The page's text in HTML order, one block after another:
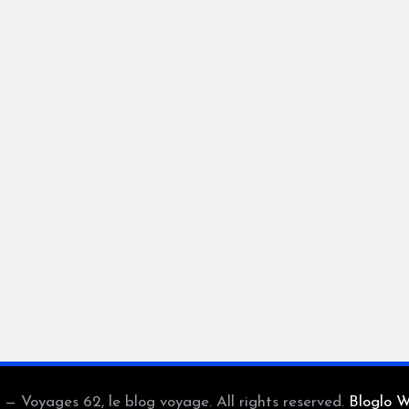
Voyages 62, le blog voyage. All rights reserved. Bloglo